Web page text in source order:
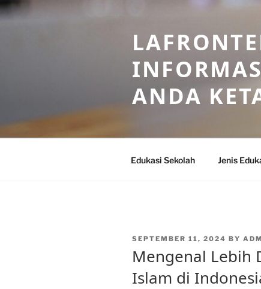
Skip
to
ANDA
Edukasi Sekolah Jenis
POSTED
SEPTEMBER 11, 2024 BY
Mengenal Lebih
Islam di